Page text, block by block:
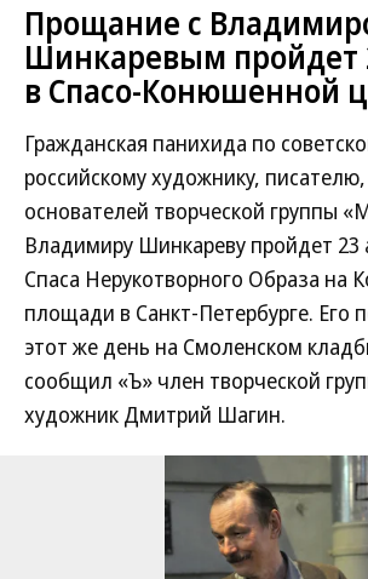
Прощание с
Шинкаревым пройдет
в Спасо-Конюшенной
Гражданская панихида по
российскому художнику,
основателей творческой группы
Владимиру Шинкареву пройдет 23
Спаса Нерукотворного Образа на
площади в Санкт-Петербурге. Его
этот же день на Смоленском
сообщил «Ъ» член творческой
художник Дмитрий Шагин.